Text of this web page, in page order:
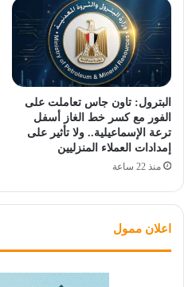
البترول: تاون جاس تعاملت على
الفور مع كسر خط الغاز أسفل
ترعة الإسماعيلية.. ولا تأثير على
إمدادات العملاء المنزليين
منذ 22 ساعة
اعلان ممول